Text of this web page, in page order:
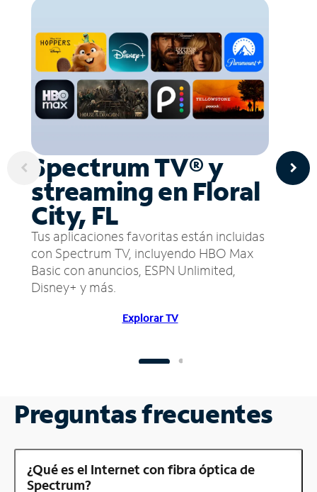
Spectrum TV® y
streaming en Floral
City, FL
Tus aplicaciones favoritas están incluidas
con Spectrum TV, incluyendo HBO Max
Basic con anuncios, ESPN Unlimited,
Disney+ y más.
Explorar TV
Preguntas frecuentes
¿Qué es el Internet con fibra óptica de
Spectrum?